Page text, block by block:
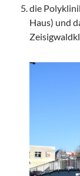
die
Haus) und